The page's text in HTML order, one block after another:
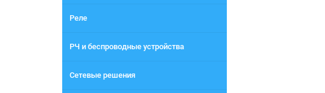
Реле
РЧ и беспроводные устройства
Сетевые решения